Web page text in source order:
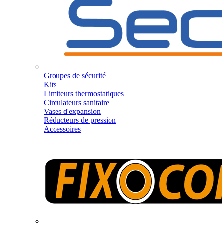
Groupes de sécurité
Kits
Limiteurs thermostatiques
Circulateurs sanitaire
Vases d'expansion
Réducteurs de pression
Accessoires